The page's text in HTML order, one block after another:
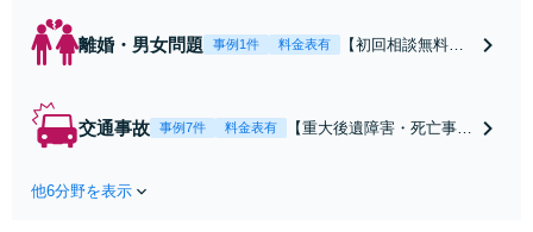
離婚・男女問題 事例1件 料金表有
【初回相談無料】
条件で離婚ができ
交通事故 事例7件 料金表有
【重大後遺障害・死亡事案
他6分野を表示